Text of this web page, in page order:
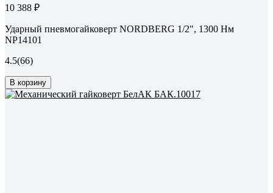
10 388 ₽
Ударный пневмогайковерт NORDBERG 1/2", 1300 Нм
NP14101
4.5(66)
В корзину